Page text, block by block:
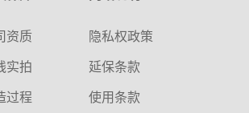
资质
实拍
过程
隐私权政策
延保条款
使用条款